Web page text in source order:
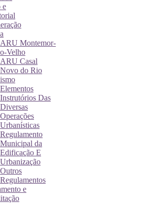
e
ARU Montemor-
o-Velho
ARU Casal
Novo do Rio
Elementos
Instrutórios Das
Diversas
Operações
Urbanísticas
Regulamento
Municipal da
Edificação E
Urbanização
Outros
Regulamentos
e